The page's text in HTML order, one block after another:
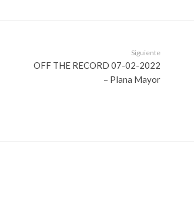
Siguiente
OFF THE RECORD 07-02-2022
– Plana Mayor